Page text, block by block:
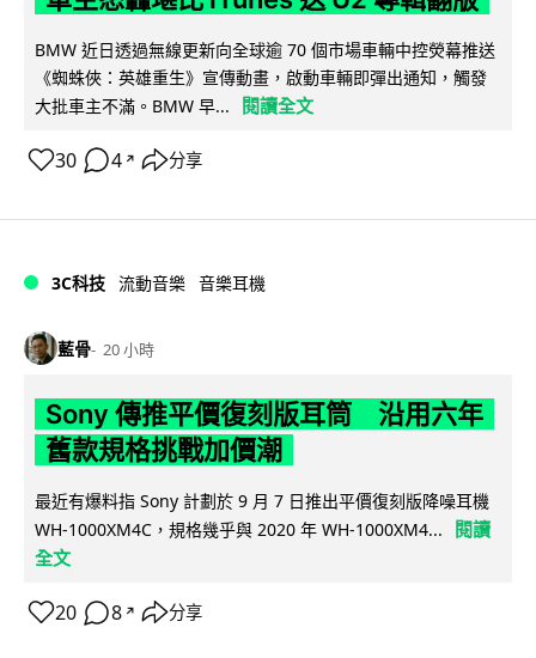
BMW 近日透過無線更新向全球逾 70 個市場車輛中控熒幕推送
《蜘蛛俠：英雄重生》宣傳動畫，啟動車輛即彈出通知，觸發
大批車主不滿。BMW 早...
閱讀全文
30 4 ↗ 分享
3C科技 流動音樂 音樂耳機
藍骨 20 小時
Sony 傳推平價復刻版耳筒 沿用六年
舊款規格挑戰加價潮
最近有爆料指 Sony 計劃於 9 月 7 日推出平價復刻版降噪耳機
WH-1000XM4C，規格幾乎與 2020 年 WH-1000XM4...
閱讀
全文
20 8 ↗ 分享